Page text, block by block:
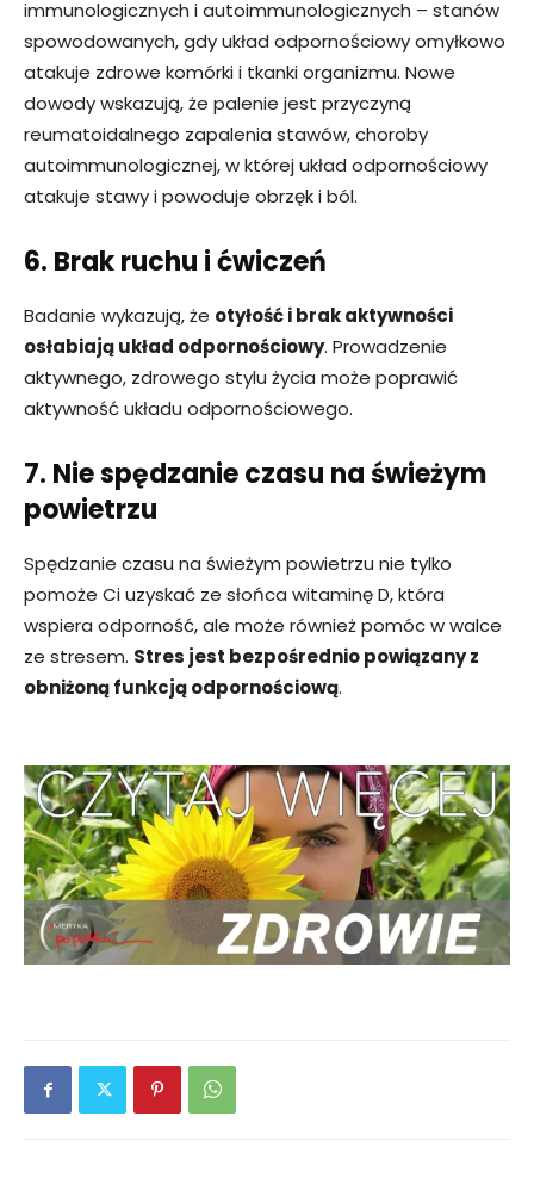
immunologicznych i autoimmunologicznych – stanów
spowodowanych, gdy układ odpornościowy omyłkowo
atakuje zdrowe komórki i tkanki organizmu. Nowe
dowody wskazują, że palenie jest przyczyną
reumatoidalnego zapalenia stawów, choroby
autoimmunologicznej, w której układ odpornościowy
atakuje stawy i powoduje obrzęk i ból.
6. Brak ruchu i ćwiczeń
Badanie wykazują, że otyłość i brak aktywności
osłabiają układ odpornościowy. Prowadzenie
aktywnego, zdrowego stylu życia może poprawić
aktywność układu odpornościowego.
7. Nie spędzanie czasu na świeżym
powietrzu
Spędzanie czasu na świeżym powietrzu nie tylko
pomoże Ci uzyskać ze słońca witaminę D, która
wspiera odporność, ale może również pomóc w walce
ze stresem. Stres jest bezpośrednio powiązany z
obniżoną funkcją odpornościową.